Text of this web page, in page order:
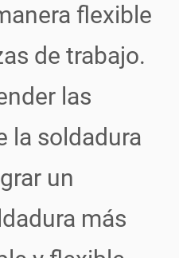
flexible
de trabajo.
las
la soldadura
un
más